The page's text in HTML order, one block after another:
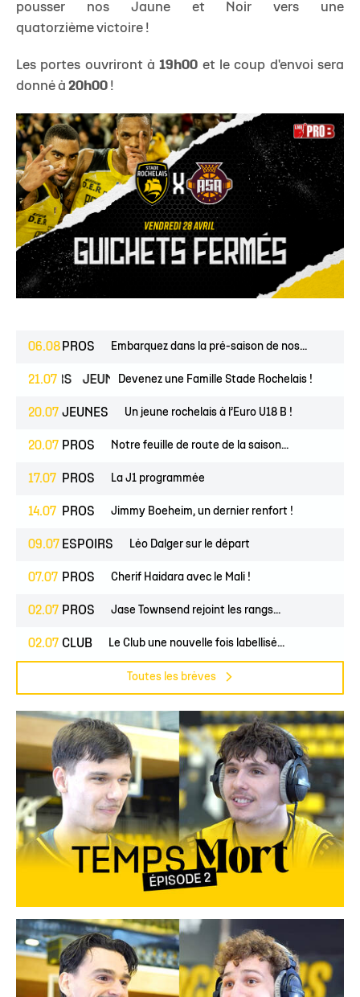
pousser nos Jaune et Noir vers une
quatorzième victoire !
Les portes ouvriront à19h00 et le coup d'envoi sera
donné à 20h00 !
06.08 PROS Embarquez dans la pré-saison de nos...
21.07
ESPOIRS JEUNES Devenez une Famille Stade Rochelais !
20.07 JEUNES Un jeune rochelais à l’Euro U18 B !
20.07 PROS Notre feuille de route de la saison...
17.07 PROS La J1 programmée
14.07 PROS Jimmy Boeheim, un dernier renfort !
09.07 ESPOIRS Léo Dalger sur le départ
07.07 PROS Cherif Haidara avec le Mali !
02.07 PROS Jase Townsend rejoint les rangs...
02.07 CLUB Le Club une nouvelle fois labellisé...
Toutes les brèves